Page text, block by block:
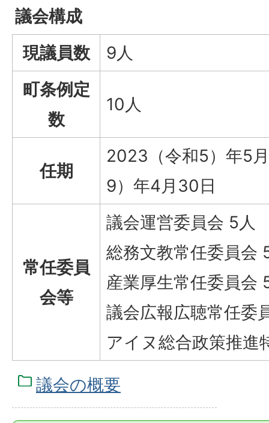
議会構成
現議員数
9人
町条例定
数
10人
任期
2023（令和5）年5
9）年4月30日
常任委員
会等
議会運営委員会 5人
総務文教常任委員会
産業厚生常任委員会
議会広報広聴常任委
アイヌ総合政策推進
議会の概要